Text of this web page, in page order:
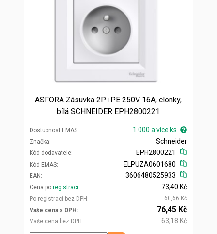
ASFORA Zásuvka 2P+PE 250V 16A, clonky,
bílá SCHNEIDER EPH2800221
Dostupnost EMAS 1 000 a více ks
Značka
Kód dodavatele
Schneider
EPH2800221
Kód EMAS
EAN
ELPUZA0601680
3606480525933
Cena po registraci
Po registraci bez DPH
73,40 Kč
60,66 Kč
Vaše cena s DPH
Vaše cena bez DPH
76,45 Kč
63,18 Kč